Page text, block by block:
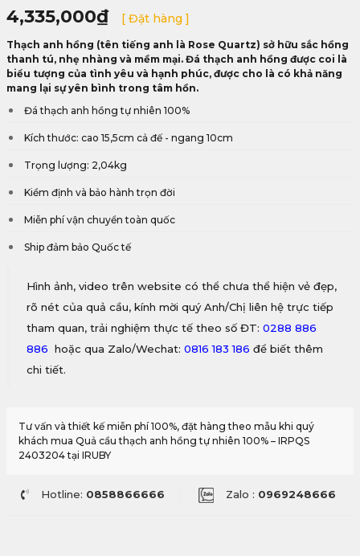
4,335,000₫ [ Đặt hàng ]
Thạch anh hồng (tên tiếng anh là Rose Quartz) sở hữu sắc hồng
thanh tú, nhẹ nhàng và mềm mại. Đá thạch anh hồng được coi là
biểu tượng của tình yêu và hạnh phúc, được cho là có khả năng
mang lại sự yên bình trong tâm hồn.
Đá thạch anh hồng tự nhiên 100%
Kích thước: cao 15,5cm cả đế - ngang 10cm
Trọng lượng: 2,04kg
Kiểm định và bảo hành trọn đời
Miễn phí vận chuyển toàn quốc
Ship đảm bảo Quốc tế
Hình ảnh, video trên website có thể chưa thể hiện vẻ đẹp,
rõ nét của quả cầu, kính mời quý Anh/Chị liên hệ trực tiếp
tham quan, trải nghiệm thực tế theo số ĐT: 0288 886
886 hoặc qua Zalo/Wechat: 0816 183 186 để biết thêm
chi tiết.
Tư vấn và thiết kế miễn phí 100%, đặt hàng theo mẫu khi quý
khách mua Quả cầu thạch anh hồng tự nhiên 100% – IRPQS
2403204 tại IRUBY
Hotline: 0858866666 Zalo : 0969248666